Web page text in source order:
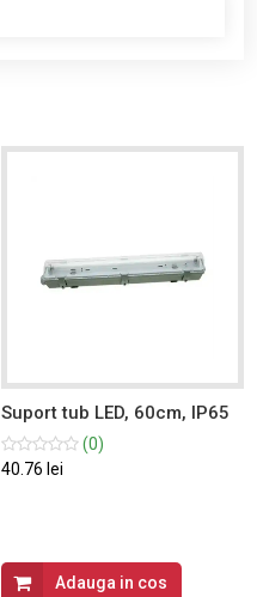
Suport tub LED, 60cm, IP65
(0)
40.76 lei
Adauga in cos